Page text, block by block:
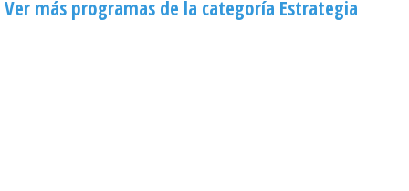
Ver más programas de la categoría Estrategia